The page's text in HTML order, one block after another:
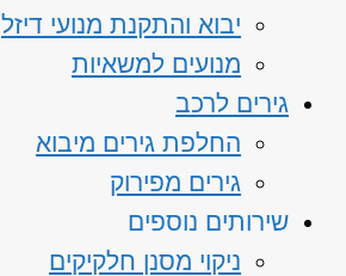
יבוא והתקנת מנועי דיזל
מנועים למשאיות
גירים לרכב
החלפת גירים מיבוא
גירים מפירוק
שירותים נוספים
ניקוי מסנן חלקיקים